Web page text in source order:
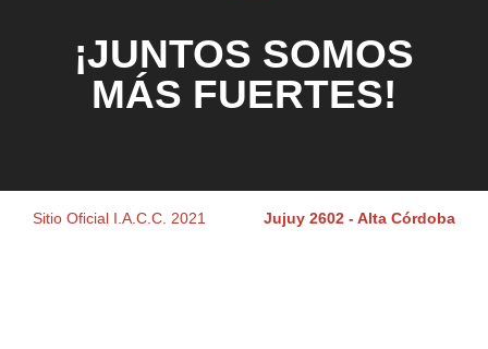
¡JUNTOS SOMOS
MÁS FUERTES!
Sitio Oficial I.A.C.C. 2021 Jujuy 2602 - Alta Córdoba